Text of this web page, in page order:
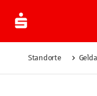
Standorte